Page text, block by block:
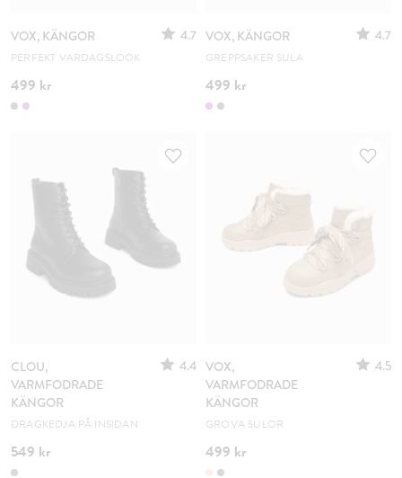
VOX, KÄNGOR 4.7
PERFEKT VARDAGSLOOK
499 kr
VOX, KÄNGOR 4.7
GREPPSÄKER SULA
499 kr
CLOU,
VARMFODRADE
KÄNGOR
4.4
DRAGKEDJA PÅ INSIDAN
549 kr
VOX,
VARMFODRADE
KÄNGOR
4.5
GROVA SULOR
499 kr